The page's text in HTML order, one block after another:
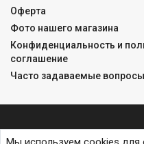
Оферта
Фото нашего магазина
Конфиденциальность и
соглашение
Часто задаваемые вопросы